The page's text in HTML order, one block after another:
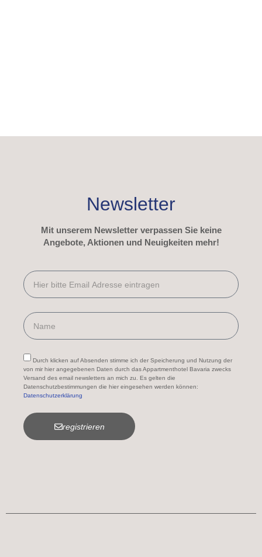
Newsletter
Mit unserem Newsletter verpassen Sie keine
Angebote, Aktionen und Neuigkeiten mehr!
Durch klicken auf Absenden stimme ich der Speicherung und Nutzung der
von mir hier angegebenen Daten durch das Appartmenthotel Bavaria zwecks
Versand des email newsletters an mich zu. Es gelten die
Datenschutzbestimmungen die hier eingesehen werden können:
Datenschutzerklärung
registrieren